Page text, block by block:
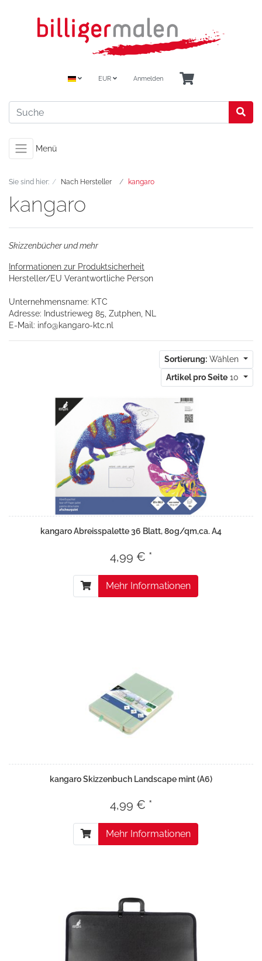
EUR Anmelden
Menü
Sie sind hier: Nach Hersteller kangaro
kangaro
Skizzenbücher und mehr
Informationen zur Produktsicherheit
Hersteller/EU Verantwortliche Person
Unternehmensname: KTC
Adresse: Industrieweg 85, Zutphen, NL
E-Mail: info@kangaro-ktc.nl
Sortierung: Wählen
Artikel pro Seite 10
kangaro Abreisspalette 36 Blatt, 80g/qm,ca. A4
4,99 € *
Mehr Informationen
kangaro Skizzenbuch Landscape mint (A6)
4,99 € *
Mehr Informationen